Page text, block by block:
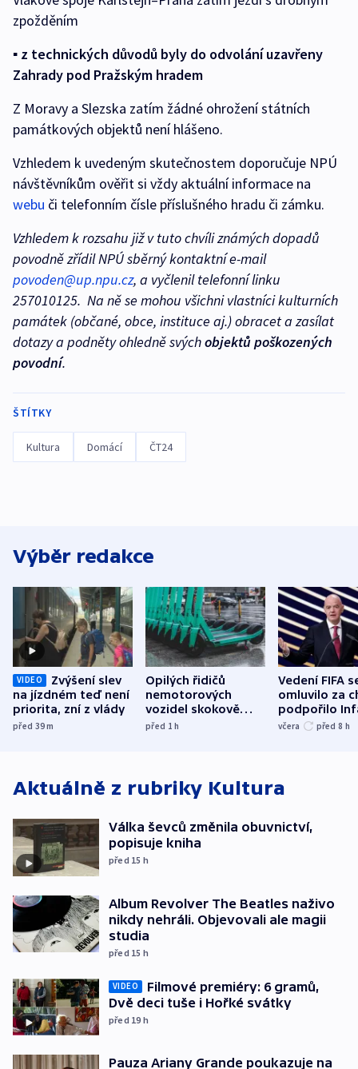
zpožděním
▪ z technických důvodů byly do odvolání uzavřeny
Zahrady pod Pražským hradem
Z Moravy a Slezska zatím žádné ohrožení státních
památkových objektů není hlášeno.
Vzhledem k uvedeným skutečnostem doporučuje NPÚ
návštěvníkům ověřit si vždy aktuální informace na
webu či telefonním čísle příslušného hradu či zámku.
Vzhledem k rozsahu již v tuto chvíli známých dopadů
povodně zřídil NPÚ sběrný kontaktní e-mail
povoden@up.npu.cz, a vyčlenil telefonní linku
257010125. Na ně se mohou všichni vlastníci kulturních
památek (občané, obce, instituce aj.) obracet a zasílat
dotazy a podněty ohledně svýchobjektů poškozených
povodní.
ŠTÍTKY
Kultura Domácí ČT24
Výběr redakce
VIDEO
Zvýšení slev
na jízdném teď není
priorita, zní z vlády
před 39m
Opilých řidičů
nemotorových
vozidel skokově
přibylo, nejvíc ve
před 1h
Vedení FIFA
omluvilo za
podpořilo
UEFA trvá na
včera před 8 h
Aktuálně z rubriky Kultura
Válka ševců změnila obuvnictví,
popisuje kniha
před 15 h
Album Revolver The Beatles naživo
nikdy nehráli. Objevovali ale magii
studia
před 15 h
VIDEO
Filmové premiéry: 6 gramů,
Dvě deci tuše i Hořké svátky
před 19 h
Pauza Ariany Grande poukazuje na